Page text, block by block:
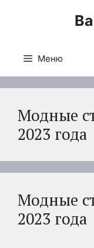
Меню
Модные
2023 года
Модные
2023 года